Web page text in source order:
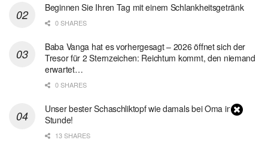
Beginnen Sie Ihren Tag mit einem Schlankheitsgetränk
0 SHARES
Baba Vanga hat es vorhergesagt – 2026 öffnet sich der
Tresor für 2 Sternzeichen: Reichtum kommt, den niemand
erwartet…
0 SHARES
Unser bester Schaschliktopf wie damals bei Oma in 1
Stunde!
13 SHARES